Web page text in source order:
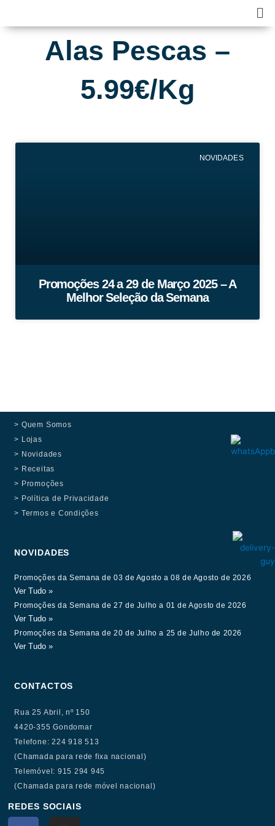
content
Alas Pescas –
5.99€/Kg
NOVIDADES
Promoções 24 a 29 de Março 2025 – A
Melhor Seleção da Semana
> Quem Somos
> Lojas
> Novidades
> Receitas
> Promoções
> Política de Privacidade
> Termos e Condições
NOVIDADES
Promoções da Semana de 03 de Agosto a 08 de Agosto de 2026
Ver Tudo »
Promoções da Semana de 27 de Julho a 01 de Agosto de 2026
Ver Tudo »
Promoções da Semana de 20 de Julho a 25 de Julho de 2026
Ver Tudo »
CONTACTOS
Rua 25 Abril, nº 150
4420-355 Gondomar
Telefone: 224 918 513
(Chamada para rede fixa nacional)
Telemóvel: 915 294 945
(Chamada para rede móvel nacional)
REDES SOCIAIS
F I